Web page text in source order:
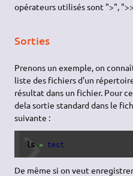
opérateurs utilisés sont ">",
Sorties
Prenons un exemple, on
liste des fichiers d'un
résultat dans un fichier. Pour
dela sortie standard dans le
suivante :
ls > test
De même si on veut